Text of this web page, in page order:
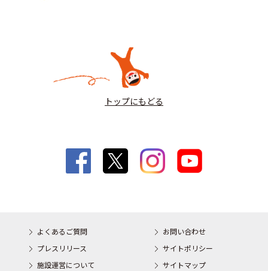
トップにもどる
よくあるご質問
お問い合わせ
プレスリリース
サイトポリシー
施設運営について
サイトマップ